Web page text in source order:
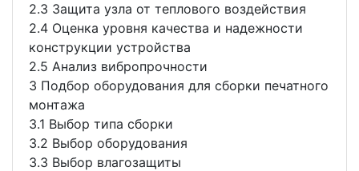
2.3 Защита узла от теплового воздействия
2.4 Оценка уровня качества и надежности
конструкции устройства
2.5 Анализ вибропрочности
3 Подбор оборудования для сборки печатного
монтажа
3.1 Выбор типа сборки
3.2 Выбор оборудования
3.3 Выбор влагозащиты